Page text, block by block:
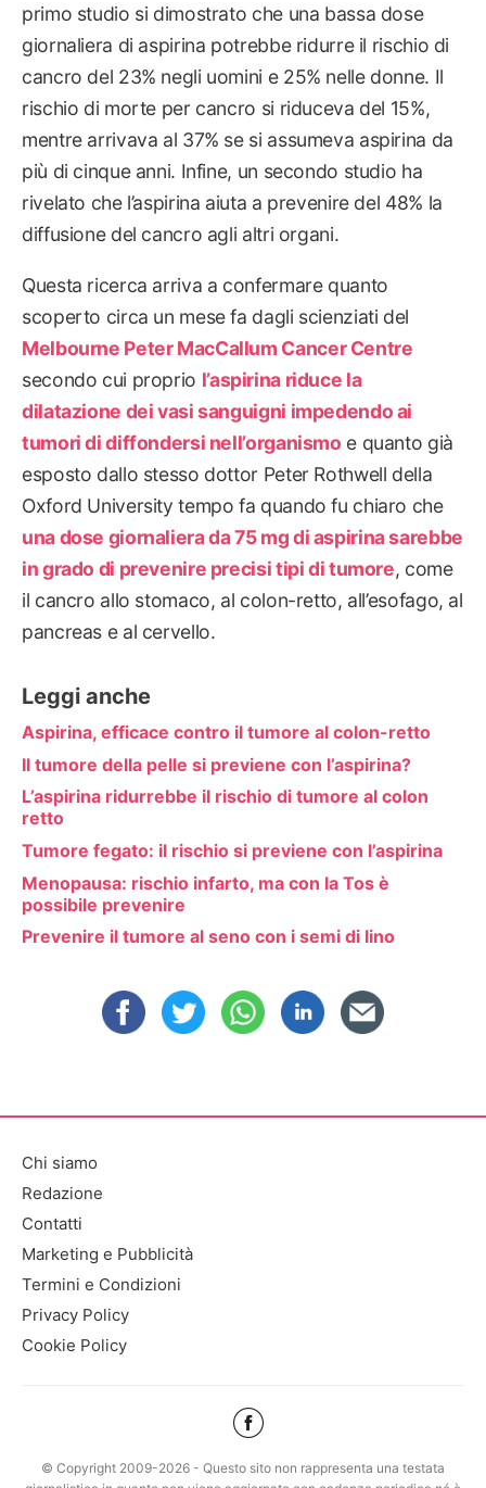
primo studio si dimostrato che una bassa dose
giornaliera di aspirina potrebbe ridurre il rischio di
cancro del 23% negli uomini e 25% nelle donne. Il
rischio di morte per cancro si riduceva del 15%,
mentre arrivava al 37% se si assumeva aspirina da
più di cinque anni. Infine, un secondo studio ha
rivelato che l’aspirina aiuta a prevenire del 48% la
diffusione del cancro agli altri organi.
Questa ricerca arriva a confermare quanto
scoperto circa un mese fa dagli scienziati del
Melbourne Peter MacCallum Cancer Centre
secondo cui proprio l’aspirina riduce la
dilatazione dei vasi sanguigni impedendo ai
tumori di diffondersi nell’organismo e quanto già
esposto dallo stesso dottor Peter Rothwell della
Oxford University tempo fa quando fu chiaro che
una dose giornaliera da 75 mg di aspirina sarebbe
in grado di prevenire precisi tipi di tumore, come
il cancro allo stomaco, al colon-retto, all’esofago, al
pancreas e al cervello.
Leggi anche
Aspirina, efficace contro il tumore al colon-retto
Il tumore della pelle si previene con l’aspirina?
L’aspirina ridurrebbe il rischio di tumore al colon
retto
Tumore fegato: il rischio si previene con l’aspirina
Menopausa: rischio infarto, ma con la Tos è
possibile prevenire
Prevenire il tumore al seno con i semi di lino
Chi siamo
Redazione
Contatti
Marketing e Pubblicità
Termini e Condizioni
Privacy Policy
Cookie Policy
© Copyright 2009-2026 - Questo sito non rappresenta una testata